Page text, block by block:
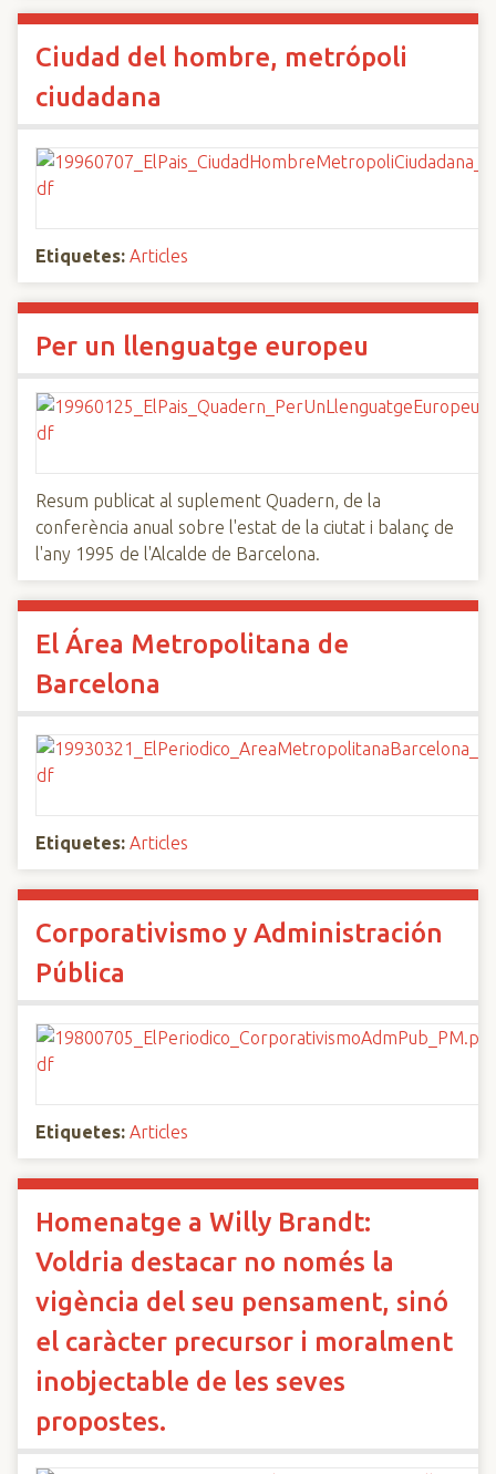
Ciudad del hombre, metrópoli
ciudadana
Etiquetes: Articles
Per un llenguatge europeu
Resum publicat al suplement Quadern, de la
conferència anual sobre l'estat de la ciutat i balanç de
l'any 1995 de l'Alcalde de Barcelona.
El Área Metropolitana de
Barcelona
Etiquetes: Articles
Corporativismo y Administración
Pública
Etiquetes: Articles
Homenatge a Willy Brandt:
Voldria destacar no només la
vigència del seu pensament, sinó
el caràcter precursor i moralment
inobjectable de les seves
propostes.